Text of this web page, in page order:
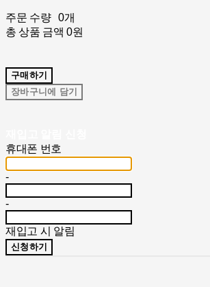
주문 수량
0개
총 상품 금액 0원
구매하기
장바구니에 담기
휴대폰 번호
-
-
재입고 시 알림
신청하기